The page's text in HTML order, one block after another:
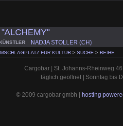
"ALCHEMY"
NADJA STOLLER (CH)
FÜR KULTUR > SUCHE > REIHE
Cargobar | St. Johanns-Rheinweg
täglich geöffnet | Sonntag bis
© 2009 cargobar gmbh | hosting